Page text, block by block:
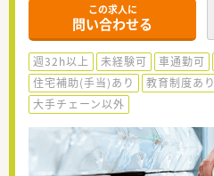
この求人に
問い合わせる
週32h以上 未経験可 車通勤可
住宅補助(手当)あり
教育制度あり
大手チェーン以外